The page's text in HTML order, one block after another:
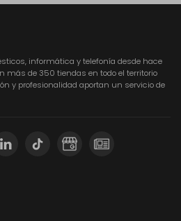
informática y telefonía desde hace
más de 350 tiendas en todo el territorio
y profesionalidad aportan un servicio de